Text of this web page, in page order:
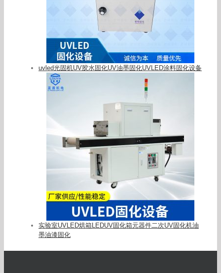
uvled光固机UV胶水固化UV油墨固化UVLED涂料固化设备
实验室UVLED烘箱LEDUV固化箱元器件二次UV固化机油
墨油漆固化